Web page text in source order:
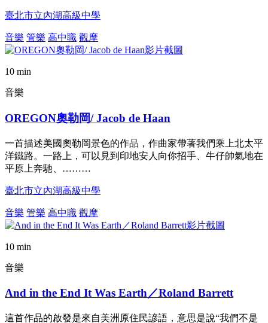
臺北市立內湖高級中學
音樂 管樂 高中職 觀摩
10 min
音樂
OREGON奧勒岡/ Jacob de Haan
一首描述美國奧勒岡景色的作品，作曲家帶著我們乘上北太平
洋鐵路。一路上，可以見到印地安人向你招手、牛仔帥氣地在
平原上奔馳、………
臺北市立內湖高級中學
音樂 管樂 高中職 觀摩
10 min
音樂
And in the End It Was Earth／Roland Barrett
這首作品的啟發是來自美洲原住民諺語，意思是說“我們不是